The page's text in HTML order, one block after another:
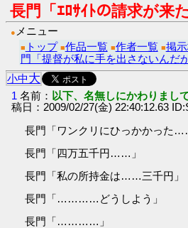
長門「ｴﾛｻｲﾄの請求が来
● メニュー
■ トップ ■作品一覧 ■作者一覧 ■掲
門「提督が私に手を出さないんだが
小中大
1 名前： 以下、名無しにかわりまし
稿日：2009/02/27(金) 22:40:12.63
長門「ワンクリにひっかかった
長門「四万五千円……」
長門「私の所持金は……三千円」
長門「…………どうしよう」
長門「…………」